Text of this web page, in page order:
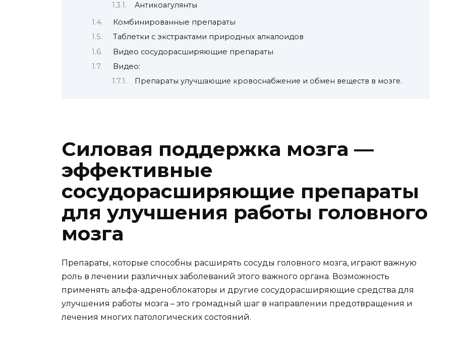
Антикоагулянты
Комбинированные препараты
Таблетки с экстрактами природных алкалоидов
Видео сосудорасширяющие препараты
Видео:
Препараты улучшающие кровоснабжение и обмен веществ в мозге.
Силовая поддержка мозга —
эффективные
сосудорасширяющие препараты
для улучшения работы головного
мозга
Препараты, которые способны расширять сосуды головного мозга, играют важную
роль в лечении различных заболеваний этого важного органа. Возможность
применять альфа-адреноблокаторы и другие сосудорасширяющие средства для
улучшения работы мозга – это громадный шаг в направлении предотвращения и
лечения многих патологических состояний.